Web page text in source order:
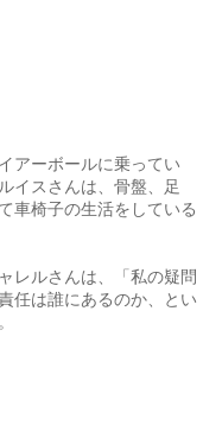
アーボールに乗ってい
イスさんは、骨盤、足
車椅子の生活をしている
レルさんは、「私の疑問
任は誰にあるのか、とい